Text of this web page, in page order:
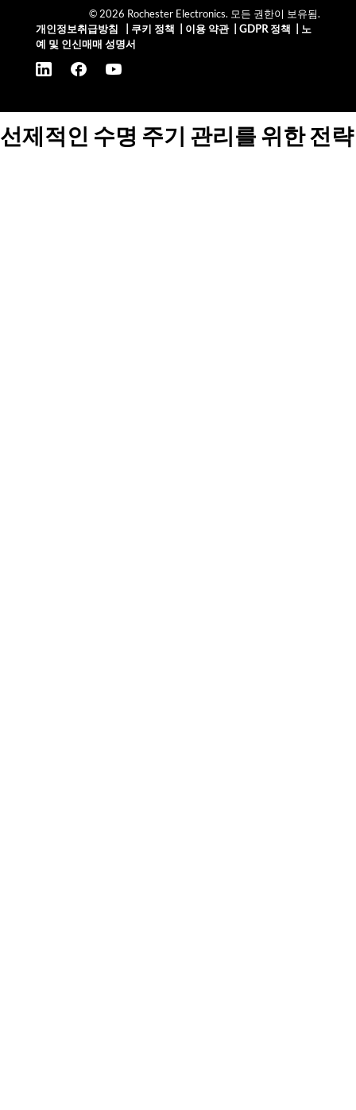
© 2026 Rochester Electronics. 모든 권한이 보유됨.
개인정보취급방침
쿠키 정책 이용 약관| GDPR 정책
노
예 및 인신매매 성명서
선제적인 수명 주기 관리를 위한 전략